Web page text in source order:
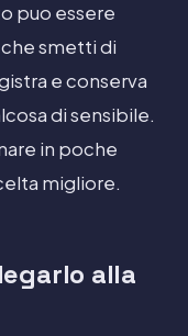
puo essere
smetti di
e conserva
di sensibile.
in poche
migliore.
alla